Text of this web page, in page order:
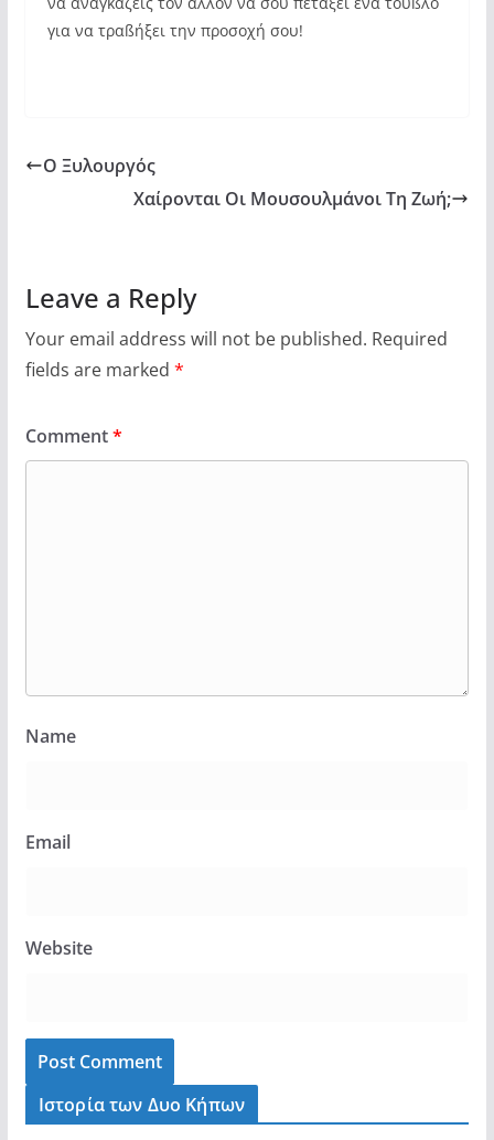
για να τραßήξει την προσοχή σου!
Ο Ξυλουργός
Χαίρονται Οι Μουσουλμάνοι Τη Ζωή;
Leave a Reply
Your email address will not be published. Required
fields are marked *
Comment*
Name
Email
Website
Ιστορία των Δυο Κήπων